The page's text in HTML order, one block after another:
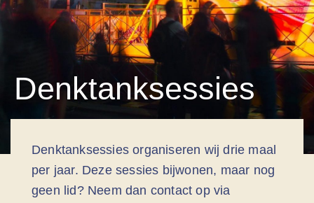
Denktanksessies
Denktanksessies organiseren wij drie maal
per jaar. Deze sessies bijwonen, maar nog
geen lid? Neem dan contact op via